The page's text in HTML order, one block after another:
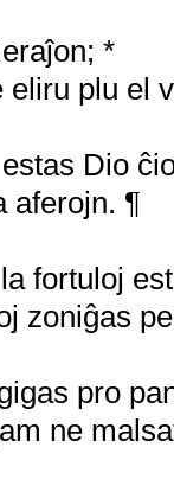
*
eliru plu el
Dio
aferojn. ¶
fortuloj
zoniĝas
pro
ne